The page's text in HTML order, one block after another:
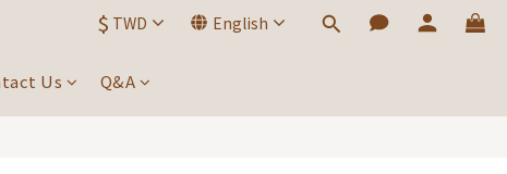
$ TWD English
Us Q&A
BUY NOW